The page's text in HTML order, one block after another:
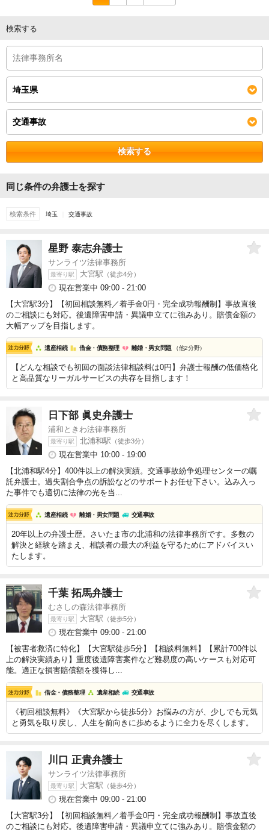
検索する
検索する
同じ条件の弁護士を探す
検索条件 埼玉 交通事故
星野 泰志弁護士
サンライツ法律事務所
最寄り駅 大宮駅 （徒歩4分）
現在営業中 09:00 - 21:00
【大宮駅3分】【初回相談無料／着手金0円・完全成功報酬制】事故直後
のご相談にも対応。後遺障害申請・異議申立てに強みあり。賠償金額の
大幅アップを目指します。
遺産相続 借金・債務整理 離婚・男女問題 （他2分野）
【どんな相談でも初回の面談法律相談料は0円】弁護士報酬の低価格化
と高品質なリーガルサービスの共存を目指します！
日下部 眞史弁護士
浦和ときわ法律事務所
最寄り駅 北浦和駅 （徒歩3分）
現在営業中 10:00 - 19:00
【北浦和駅4分】400件以上の解決実績。交通事故紛争処理センターの嘱
託弁護士。過失割合争点の訴訟などのサポートお任せ下さい。込み入っ
た事件でも適切に法律の光を当...
遺産相続 離婚・男女問題 交通事故
20年以上の弁護士歴。さいたま市の北浦和の法律事務所です。多数の
解決と経験を踏まえ、相談者の最大の利益を守るためにアドバイスい
たします。
千葉 拓馬弁護士
むさしの森法律事務所
最寄り駅 大宮駅 （徒歩5分）
現在営業中 09:00 - 21:00
【被害者救済に特化】【大宮駅徒歩5分】【相談料無料】【累計700件以
上の解決実績あり】重度後遺障害案件など難易度の高いケースも対応可
能。適正な損害賠償額を獲得し...
借金・債務整理 遺産相続 交通事故
《初回相談無料》《大宮駅から徒歩5分》お悩みの方が、少しでも元気
と勇気を取り戻し、人生を前向きに歩めるように全力を尽くします。
川口 正貴弁護士
サンライツ法律事務所
最寄り駅 大宮駅 （徒歩4分）
現在営業中 09:00 - 21:00
【大宮駅3分】【初回相談無料／着手金0円・完全成功報酬制】事故直後
のご相談にも対応。後遺障害申請・異議申立てに強みあり。賠償金額の